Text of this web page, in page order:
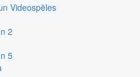
Videospēles
2
5